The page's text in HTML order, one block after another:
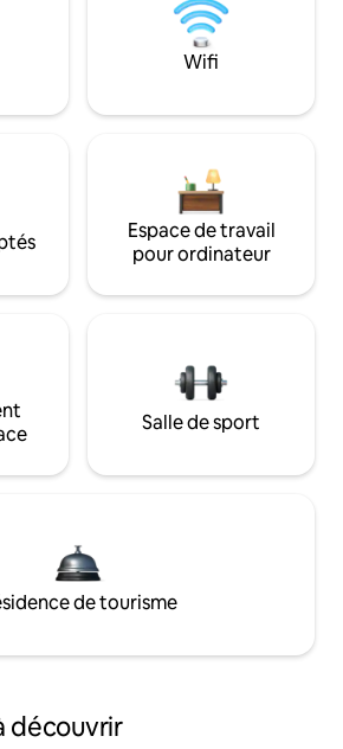
Wifi
Espace de travail
pour ordinateur
Salle de sport
de tourisme
découvrir